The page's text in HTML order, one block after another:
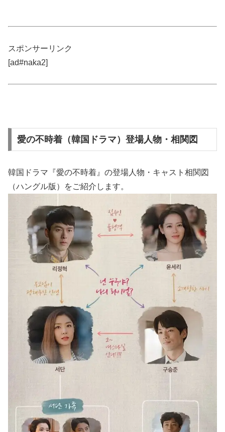
スポンサーリンク
[ad#naka2]
愛の不時着（韓国ドラマ）登場人物・相関図
韓国ドラマ『愛の不時着』の登場人物・キャスト相関図
（ハングル版）をご紹介します。